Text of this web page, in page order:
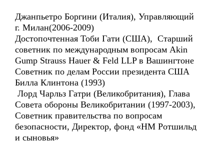
Джанпьетро Боргини (Италия), Управляющий
г. Милан(2006-2009)
Достопочтенная Тоби Гати (США), Старший
советник по международным вопросам Akin
Gump Strauss Hauer & Feld LLP в Вашингтоне
Советник по делам России президента США
Билла Клинтона (1993)
Лорд Чарльз Гатри (Великобритания), Глава
Совета обороны Великобритании (1997-2003),
Советник правительства по вопросам
безопасности, Директор, фонд «НМ Ротшильд
и сыновья»